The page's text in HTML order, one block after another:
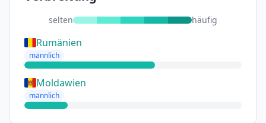
selten häufig
Rumänien
männlich
Moldawien
männlich